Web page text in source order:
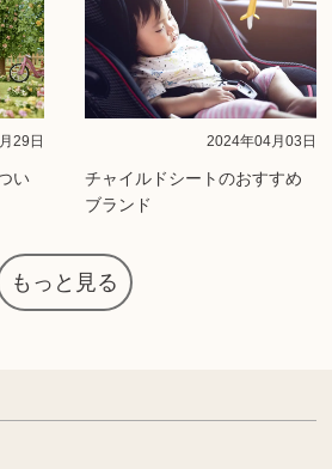
29日
い
2024年04月03日
チャイルドシートのおすすめ
ブランド
もっと見る